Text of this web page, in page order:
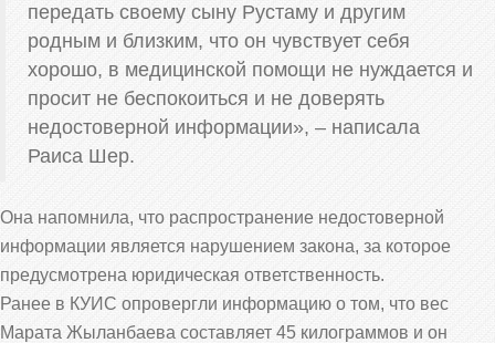
передать своему сыну Рустаму и другим
родным и близким, что он чувствует себя
хорошо, в медицинской помощи не нуждается и
просит не беспокоиться и не доверять
недостоверной информации», – написала
Раиса Шер.
Она напомнила, что распространение недостоверной
информации является нарушением закона, за которое
предусмотрена юридическая ответственность.
Ранее в КУИС опровергли информацию о том, что вес
Марата Жыланбаева составляет 45 килограммов и он